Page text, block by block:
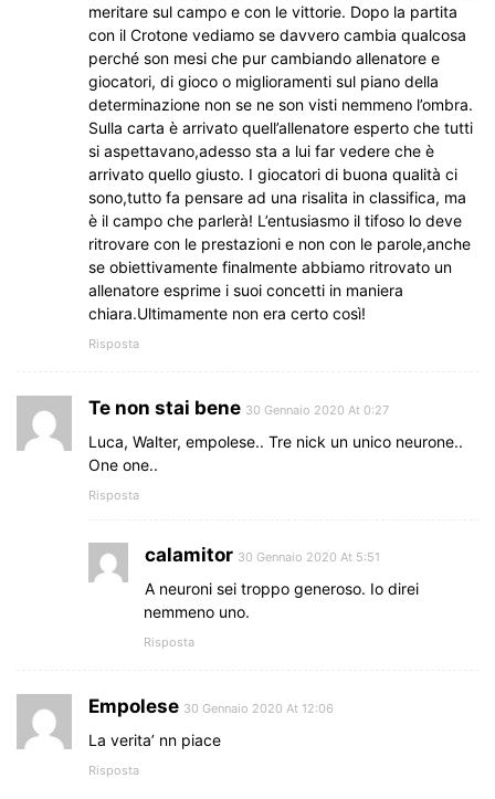
meritare sul campo e con le vittorie. Dopo la partita
con il Crotone vediamo se davvero cambia qualcosa
perché son mesi che pur cambiando allenatore e
giocatori, di gioco o miglioramenti sul piano della
determinazione non se ne son visti nemmeno l’ombra.
Sulla carta è arrivato quell’allenatore esperto che tutti
si aspettavano,adesso sta a lui far vedere che è
arrivato quello giusto. I giocatori di buona qualità ci
sono,tutto fa pensare ad una risalita in classifica, ma
è il campo che parlerà! L’entusiasmo il tifoso lo deve
ritrovare con le prestazioni e non con le parole,anche
se obiettivamente finalmente abbiamo ritrovato un
allenatore esprime i suoi concetti in maniera
chiara.Ultimamente non era certo così!
Risposta
Te non stai bene 30 Gennaio 2020 At 0:27
Luca, Walter, empolese.. Tre nick un unico neurone..
One one..
Risposta
calamitor 30 Gennaio 2020 At 5:51
A neuroni sei troppo generoso. Io direi
nemmeno uno.
Risposta
Empolese 30 Gennaio 2020 At 12:06
La verita’ nn piace
Risposta